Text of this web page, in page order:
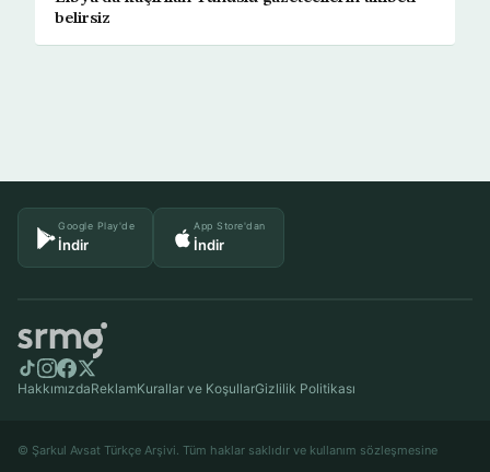
belirsiz
Google Play'de
İndir
App Store'dan
İndir
HakkımızdaReklamKurallar ve KoşullarGizlilik Politikası
© Şarkul Avsat Türkçe Arşivi. Tüm haklar saklıdır ve kullanım sözleşmesine